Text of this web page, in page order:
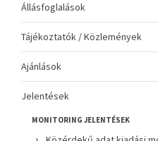
Állásfoglalások
Tájékoztatók / Közlemények
Ajánlások
Jelentések
MONITORING JELENTÉSEK